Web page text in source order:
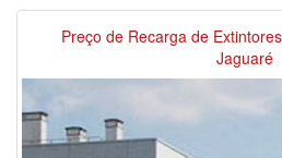
Preço de Recarga de
Jaguaré